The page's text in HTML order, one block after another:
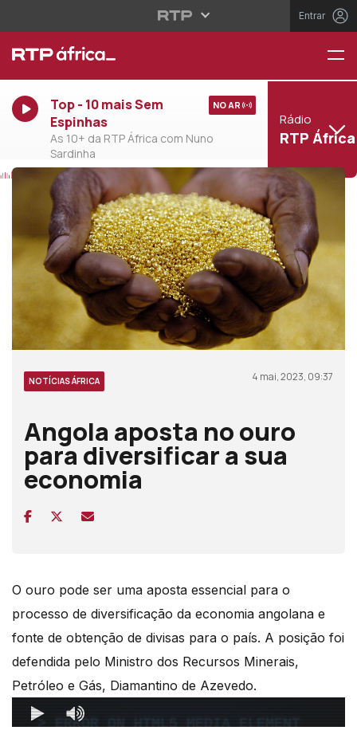
Entrar
Top - 10 mais Sem
Espinhas
As 10+ da RTP África com Nuno
Sardinha
NO AR
Rádio
RTP África
NOTÍCIAS ÁFRICA 4 mai, 2023, 09:37
Angola aposta no ouro
para diversificar a sua
economia
O ouro pode ser uma aposta essencial para o
processo de diversificação da economia angolana e
fonte de obtenção de divisas para o país. A posição foi
defendida pelo Ministro dos Recursos Minerais,
Petróleo e Gás, Diamantino de Azevedo.